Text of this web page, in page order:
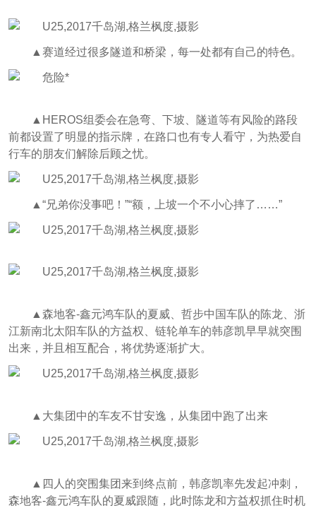
▲赛道经过很多隧道和桥梁，每一处都有自己的特色。
▲HEROS组委会在急弯、下坡、隧道等有风险的路段
前都设置了明显的指示牌，在路口也有专人看守，为热爱自
行车的朋友们解除后顾之忧。
▲“兄弟你没事吧！”“额，上坡一个不小心摔了……”
▲森地客-鑫元鸿车队的夏威、哲步中国车队的陈龙、浙
江新南北太阳车队的方益权、链轮单车的韩彦凯早早就突围
出来，并且相互配合，将优势逐渐扩大。
▲大集团中的车友不甘安逸，从集团中跑了出来
▲四人的突围集团来到终点前，韩彦凯率先发起冲刺，
森地客-鑫元鸿车队的夏威跟随，此时陈龙和方益权抓住时机